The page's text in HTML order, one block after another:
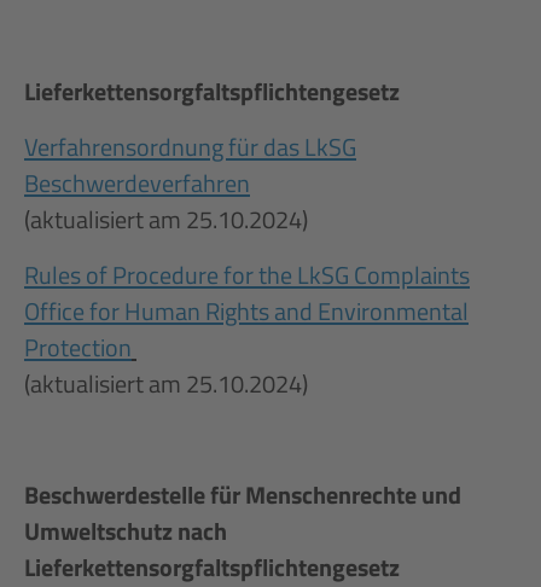
Lieferkettensorgfaltspflichtengesetz
Verfahrensordnung für das LkSG
Beschwerdeverfahren
(aktualisiert am 25.10.2024)
Rules of Procedure for the LkSG Complaints
Office for Human Rights and Environmental
Protection
(aktualisiert am 25.10.2024)
Beschwerdestelle für Menschenrechte und
Umweltschutz nach
Lieferkettensorgfaltspflichtengesetz